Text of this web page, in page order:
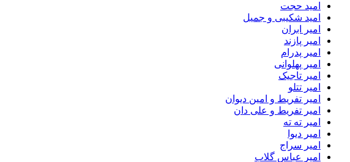
امید حجت
امید شکیبی و جمیل
امیر ابران
امیر پازند
امیر پدرام
امیر پهلوانی
امیر تاجیک
امیر تتلو
امیر تفریط و امین دیوان
امیر تفریط و علی دان
امیر ته ته
امیر دیوا
امیر سراج
امیر عباس گلاب